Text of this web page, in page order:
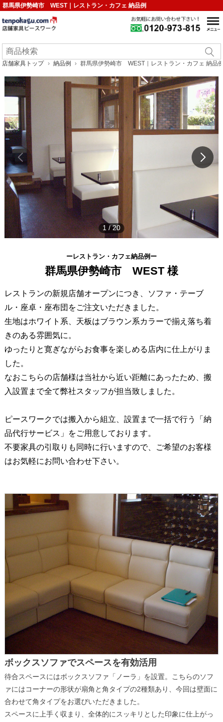
群馬県伊勢崎市 WEST｜レストラン・カフェ 納品例
店舗家具トップ 納品例 群馬県伊勢崎市 WEST｜レストラン・カフェ 納品
1 /20
ーレストラン・カフェ納品例ー
群馬県伊勢崎市 WEST 様
レストランの新規店舗オープンにつき、ソファ・テーブ
ル・座卓・座布団をご注文いただきました。
生地はホワイト系、天板はブラウン系カラーで揃え落ち着
きのある雰囲気に。
ゆったりと寛ぎながらお食事を楽しめる店内に仕上がりま
した。
なおこちらの店舗様は当社から近い距離にあったため、搬
入設置まで全て弊社スタッフが担当致しました。
ピースワークでは搬入から組立、設置まで一括で行う「納
品代行サービス」をご用意しております。
不要家具の引取りも同時に行いますので、ご希望のお客様
はお気軽にお問い合わせ下さい。
ボックスソファでスペースを有効活用
待合スペースにはボックスソファ「ノーラ」を設置。こちらのソフ
ァにはコーナーの形状が扇角と角タイプの2種類あり、今回は壁面に
合わせて角タイプをお選びいただきました。
スペースに上手く収まり、全体的にスッキリとした印象に仕上がっ